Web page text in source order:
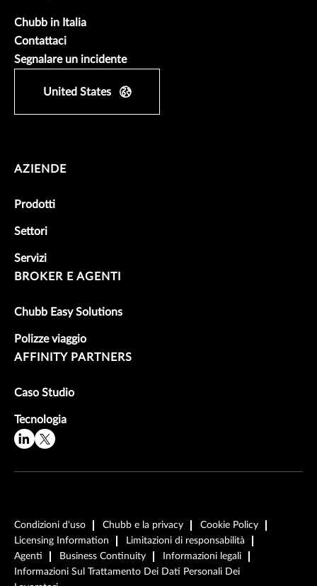
Chubb in Italia
Contattaci
Segnalare un incidente
United States
AZIENDE
Prodotti
Settori
Servizi
BROKER E AGENTI
Chubb Easy Solutions
Polizze viaggio
AFFINITY PARTNERS
Caso Studio
Tecnologia
Condizioni d'uso Chubb e la privacy
Cookie Policy
Licensing Information
Limitazioni di responsabilità
Agenti
Business Continuity
Informazioni legali
Informazioni Sul Trattamento Dei Dati Personali Dei